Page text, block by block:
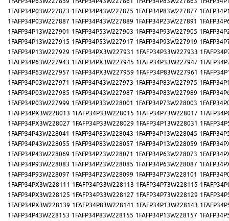
1FAFP34P03W227873 1FAFP34P43W227875 1FAFP34P83W227877
1FAFP34P03W227887 1FAFP34P43W227889 1FAFP34P23W227891
1FAFP34P13W227901 1FAFP34P53W227903 1FAFP34P93W227905
1FAFP34P13W227915 1FAFP34P53W227917 1FAFP34P93W227919
1FAFP34P13W227929 1FAFP34PX3W227931 1FAFP34P33W227933
1FAFP34P63W227943 1FAFP34PX3W227945 1FAFP34P33W227947
1FAFP34P63W227957 1FAFP34PX3W227959 1FAFP34P83W227961
1FAFP34P03W227971 1FAFP34P43W227973 1FAFP34P83W227975
1FAFP34P03W227985 1FAFP34P43W227987 1FAFP34P83W227989
1FAFP34P03W227999 1FAFP34P33W228001 1FAFP34P73W228003
1FAFP34PX3W228013 1FAFP34P33W228015 1FAFP34P73W228017
1FAFP34PX3W228027 1FAFP34P33W228029 1FAFP34P13W228031
1FAFP34P43W228041 1FAFP34P83W228043 1FAFP34P13W228045
1FAFP34P43W228055 1FAFP34P83W228057 1FAFP34P13W228059
1FAFP34P43W228069 1FAFP34P23W228071 1FAFP34P63W228073
1FAFP34P93W228083 1FAFP34P23W228085 1FAFP34P63W228087
1FAFP34P93W228097 1FAFP34P23W228099 1FAFP34P73W228101
1FAFP34PX3W228111 1FAFP34P33W228113 1FAFP34P73W228115
1FAFP34PX3W228125 1FAFP34P33W228127 1FAFP34P73W228129
1FAFP34PX3W228139 1FAFP34P83W228141 1FAFP34P13W228143
1FAFP34P43W228153 1FAFP34P83W228155 1FAFP34P13W228157